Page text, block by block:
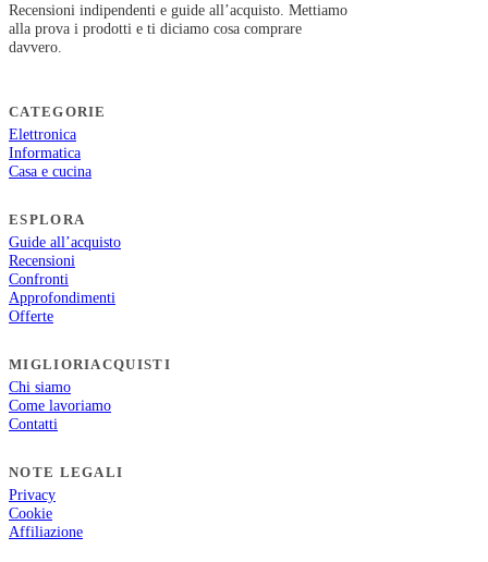
Recensioni indipendenti e guide all’acquisto. Mettiamo
alla prova i prodotti e ti diciamo cosa comprare
davvero.
CATEGORIE
Elettronica
Informatica
Casa e cucina
ESPLORA
Guide all’acquisto
Recensioni
Confronti
Approfondimenti
Offerte
MIGLIORIACQUISTI
Chi siamo
Come lavoriamo
Contatti
NOTE LEGALI
Privacy
Cookie
Affiliazione